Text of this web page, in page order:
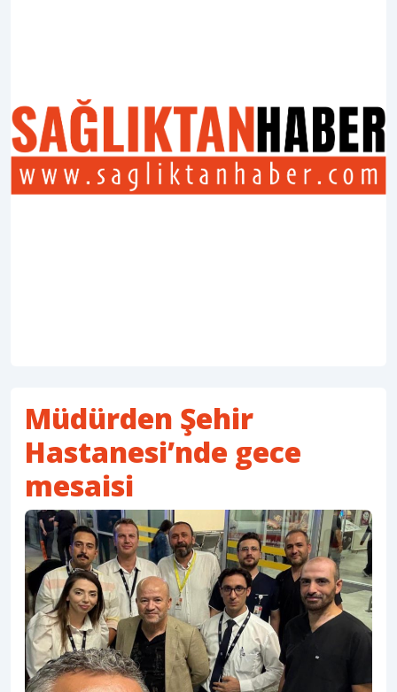
Müdürden Şehir
Hastanesi’nde gece
mesaisi